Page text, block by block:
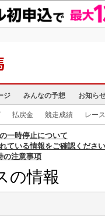
ジ みんなの予想 お知ら
払戻金 競走成績 レー
一時停止について
ている情報をご確認ください
の注意事項
の情報